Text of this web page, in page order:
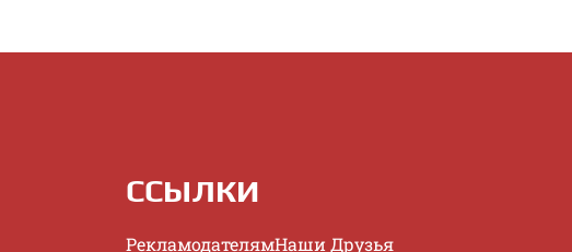
ССЫЛКИ
РекламодателямНаши Друзья